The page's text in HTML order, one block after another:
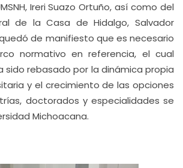
Ireri Suazo Ortuño, así como del
de la Casa de Hidalgo, Salvador
de manifiesto que es necesario
normativo en referencia, el cual
sido rebasado por la dinámica propia
y el crecimiento de las opciones
doctorados y especialidades se
Michoacana.